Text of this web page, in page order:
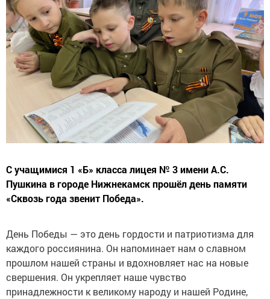
С учащимися 1 «Б» класса лицея № 3 имени А.С.
Пушкина в городе Нижнекамск прошёл день памяти
«Сквозь года звенит Победа».
День Победы — это день гордости и патриотизма для
каждого россиянина. Он напоминает нам о славном
прошлом нашей страны и вдохновляет нас на новые
свершения. Он укрепляет наше чувство
принадлежности к великому народу и нашей Родине,